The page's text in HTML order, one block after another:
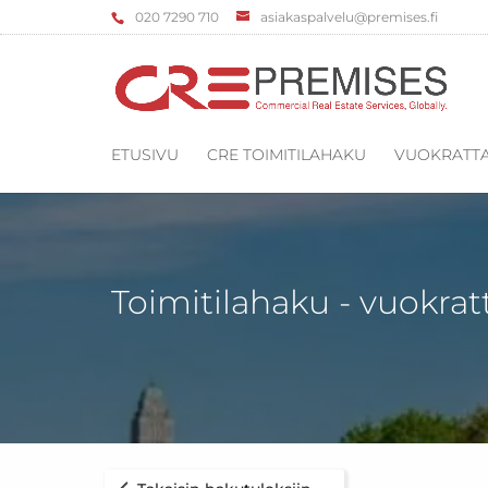
‌020 7290 710 asiakaspalvelu@premises.fi
ETUSIVU CRE TOIMITILAHAKU
Toimitilahaku -